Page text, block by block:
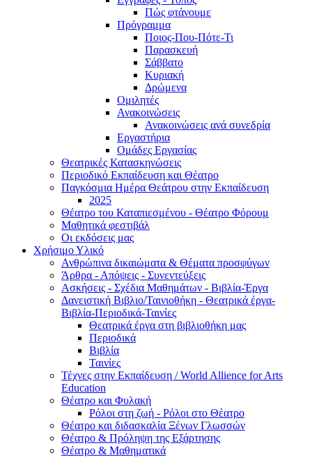
Πώς φτάνουμε
Πρόγραμμα
Ποιος-Που-Πότε-Τι
Παρασκευή
Σάββατο
Κυριακή
Δρώμενα
Ομιλητές
Ανακοινώσεις
Ανακοινώσεις ανά συνεδρία
Εργαστήρια
Ομάδες Εργασίας
Θεατρικές Κατασκηνώσεις
Περιοδικό Εκπαίδευση και Θέατρο
Παγκόσμια Ημέρα Θεάτρου στην Εκπαίδευση
2025
Θέατρο του Καταπιεσμένου - Θέατρο Φόρουμ
Μαθητικά φεστιβάλ
Οι εκδόσεις μας
Χρήσιμο Υλικό
Ανθρώπινα δικαιώματα & Θέματα προσφύγων
Άρθρα - Απόψεις - Συνεντεύξεις
Ασκήσεις - Σχέδια Μαθημάτων - Βιβλία-Έργα
Δανειστική Βιβλιο/Ταινιοθήκη - Θεατρικά έργα-
Βιβλία-Περιοδικά-Ταινίες
Θεατρικά έργα στη βιβλιοθήκη μας
Περιοδικά
Βιβλία
Ταινίες
Τέχνες στην Εκπαίδευση / World Allience for Arts
Education
Θέατρο και Φυλακή
Ρόλοι στη ζωή - Ρόλοι στο Θέατρο
Θέατρο και διδασκαλία Ξένων Γλωσσών
Θέατρο & Πρόληψη της Εξάρτησης
Θέατρο & Μαθηματικά